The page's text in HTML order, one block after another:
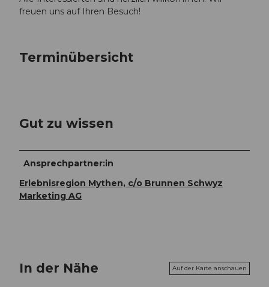
freuen uns auf Ihren Besuch!
Terminübersicht
Gut zu wissen
Ansprechpartner:in
Erlebnisregion Mythen, c/o Brunnen Schwyz
Marketing AG
In der Nähe Auf der Karte anschauen